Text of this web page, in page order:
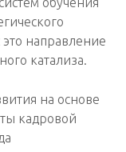
направление
катализа.
на основе
кадровой